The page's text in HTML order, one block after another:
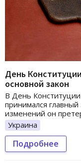
День
основной закон
В День
принимался
изменений он
Украина
Подробнее